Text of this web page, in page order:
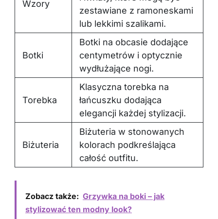
Wzory
zestawiane z ramoneskami
lub lekkimi szalikami.
Botki
Botki na obcasie dodające
centymetrów i optycznie
wydłużające nogi.
Torebka
Klasyczna torebka na
łańcuszku dodająca
elegancji każdej stylizacji.
Biżuteria
Biżuteria w stonowanych
kolorach podkreślająca
całość outfitu.
Zobacz także: Grzywka na boki – jak
stylizować ten modny look?